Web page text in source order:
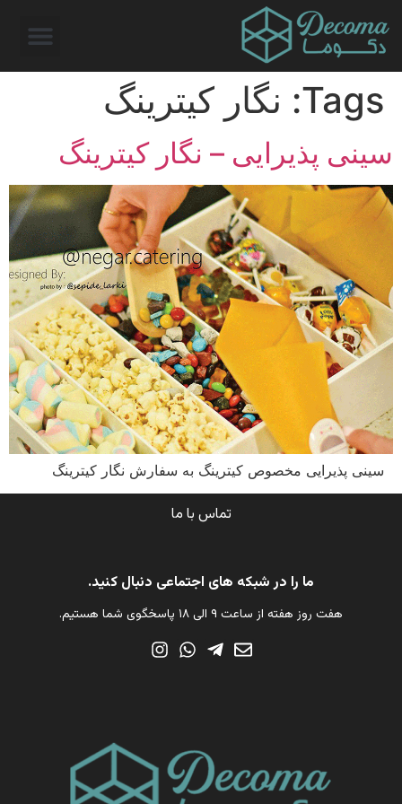
Tags: نگار کیترینگ
سینی پذیرایی – نگار کیترینگ
سینی پذیرایی مخصوص کیترینگ به سفارش نگار کیترینگ
تماس با ما
ما را در شبکه های اجتماعی دنبال کنید.
هفت روز هفته از ساعت ۹ الی ۱۸ پاسخگوی شما هستیم.